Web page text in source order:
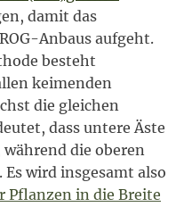
damit das
Anbaus aufgeht.
besteht
keimenden
die gleichen
dass untere Äste
die oberen
wird insgesamt also
Pflanzen in die Breite